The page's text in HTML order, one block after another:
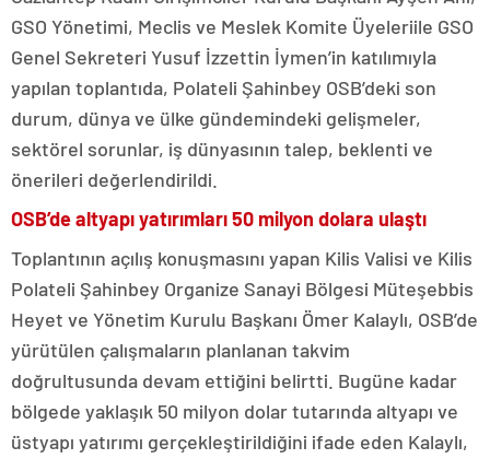
GSO Yönetimi, Meclis ve Meslek Komite Üyeleriile GSO
Genel Sekreteri Yusuf İzzettin İymen’in katılımıyla
yapılan toplantıda, Polateli Şahinbey OSB’deki son
durum, dünya ve ülke gündemindeki gelişmeler,
sektörel sorunlar, iş dünyasının talep, beklenti ve
önerileri değerlendirildi.
OSB’de altyapı yatırımları 50 milyon dolara ulaştı
Toplantının açılış konuşmasını yapan Kilis Valisi ve Kilis
Polateli Şahinbey Organize Sanayi Bölgesi Müteşebbis
Heyet ve Yönetim Kurulu Başkanı Ömer Kalaylı, OSB’de
yürütülen çalışmaların planlanan takvim
doğrultusunda devam ettiğini belirtti. Bugüne kadar
bölgede yaklaşık 50 milyon dolar tutarında altyapı ve
üstyapı yatırımı gerçekleştirildiğini ifade eden Kalaylı,